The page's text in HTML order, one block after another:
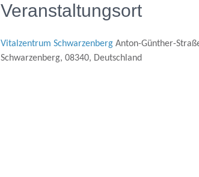
Veranstaltungsort
Vitalzentrum SchwarzenbergAnton-Günther-
Schwarzenberg, 08340, Deutschland